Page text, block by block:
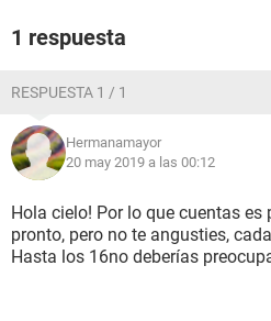
1 respuesta
RESPUESTA 1 / 1
Hermanamayor
20 may 2019 a las 00:12
Hola cielo! Por lo que cuentas es
pronto, pero no te angusties,
Hasta los 16no deberías